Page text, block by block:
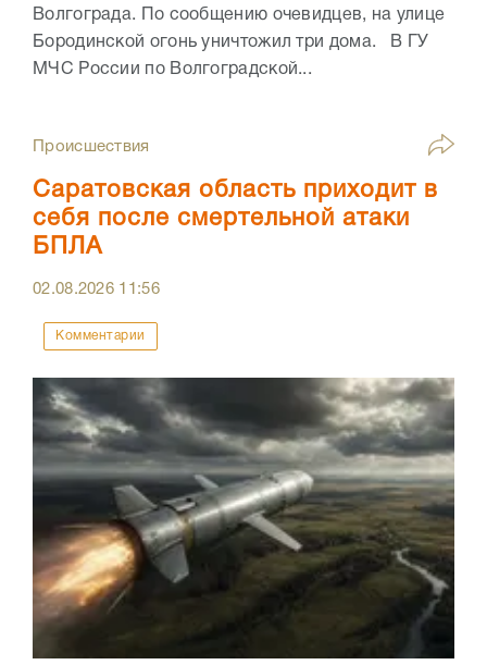
Волгограда. По сообщению очевидцев, на улице
Бородинской огонь уничтожил три дома. В ГУ
МЧС России по Волгоградской...
Происшествия
Саратовская область приходит в
себя после смертельной атаки
БПЛА
02.08.2026 11:56
Комментарии